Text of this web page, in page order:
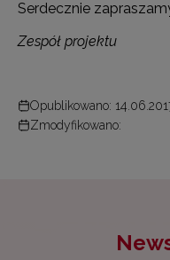
Serdecznie
Zespół projektu
Opublikowano:
Zmodyfikowano: